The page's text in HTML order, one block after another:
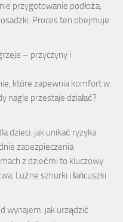
przygotowanie podłoża,
Proces ten obejmuje
– przyczyny i
które zapewnia komfort w
nagle przestaje działać?
dzieci: jak unikać ryzyka
zabezpieczenia
z dziećmi to kluczowy
Luźne sznurki i łańcuszki
wynajem: jak urządzić